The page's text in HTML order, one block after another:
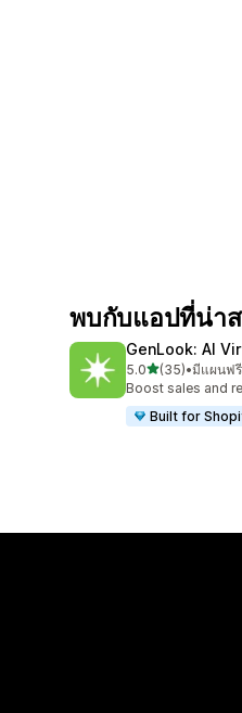
พบกับแอปที่น่า
GenLook: AI
5.0เต็ม 5 ดาว
(35)
ทั้งหมด 35 รีวิว
•มีแผนฟ
Boost sales and
Built for